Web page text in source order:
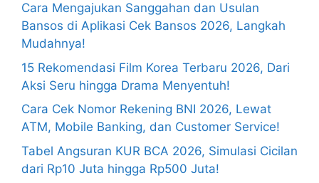
Cara Mengajukan Sanggahan dan Usulan
Bansos di Aplikasi Cek Bansos 2026, Langkah
Mudahnya!
15 Rekomendasi Film Korea Terbaru 2026, Dari
Aksi Seru hingga Drama Menyentuh!
Cara Cek Nomor Rekening BNI 2026, Lewat
ATM, Mobile Banking, dan Customer Service!
Tabel Angsuran KUR BCA 2026, Simulasi Cicilan
dari Rp10 Juta hingga Rp500 Juta!